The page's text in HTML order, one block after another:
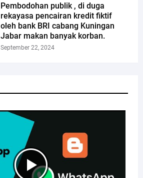
Pembodohan publik , di duga
rekayasa pencairan kredit fiktif
oleh bank BRI cabang Kuningan
Jabar makan banyak korban.
September 22, 2024